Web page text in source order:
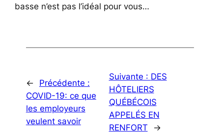
basse n’est pas l’idéal pour vous…
←
Précédente :
COVID-19: ce que
les employeurs
veulent savoir
Suivante : DES
HÔTELIERS
QUÉBÉCOIS
APPELÉS EN
RENFORT
→